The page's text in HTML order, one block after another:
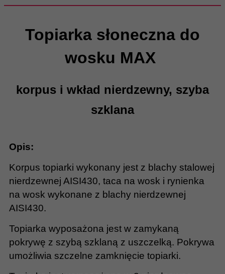
Topiarka słoneczna do
wosku MAX
korpus i wkład nierdzewny, szyba
szklana
Opis:
Korpus topiarki wykonany jest z blachy stalowej
nierdzewnej AISI430, taca na wosk i rynienka
na wosk wykonane z blachy nierdzewnej
AISI430.
Topiarka wyposażona jest w zamykaną
pokrywę z szybą szklaną z uszczelką. Pokrywa
umożliwia szczelne zamknięcie topiarki.